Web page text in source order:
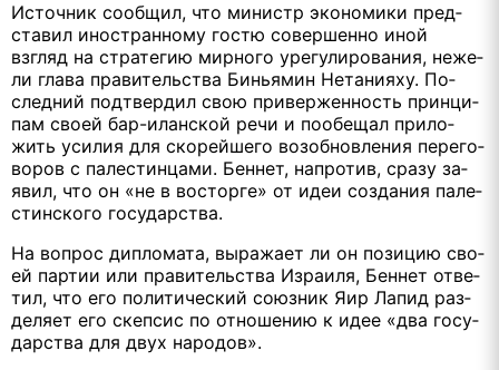
Ис­точ­ник со­об­щил, что ми­нистр эко­но­ми­ки пред­
ста­вил ино­стран­но­му го­стю со­вер­шен­но иной
взгляд на стра­те­гию мир­но­го уре­гу­ли­ро­ва­ния, неже­
ли гла­ва пра­ви­тель­ства Би­нья­мин Нета­ни­я­ху. По­
след­ний под­твер­дил свою при­вер­жен­ность прин­ци­
пам сво­ей бар-илан­ской ре­чи и по­обе­щал при­ло­
жить уси­лия для ско­рей­ше­го воз­об­нов­ле­ния пе­ре­го­
во­ров с па­ле­стин­ца­ми. Беннет, на­про­тив, сра­зу за­
явил, что он «не в вос­тор­ге» от идеи со­зда­ния па­ле­
стин­ско­го го­су­дар­ства.
На во­прос ди­пло­ма­та, вы­ра­жа­ет ли он по­зи­цию сво­
ей пар­тии или пра­ви­тель­ства Из­ра­и­ля, Беннет от­ве­
тил, что его по­ли­ти­че­ский со­юз­ник Яир Ла­пид раз­
де­ля­ет его скеп­сис по от­но­ше­нию к идее «два го­су­
дар­ства для двух на­ро­дов».